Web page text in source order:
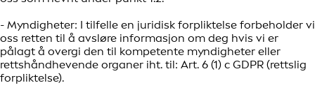
- Myndigheter: I tilfelle en juridisk forpliktelse forbeholder vi
oss retten til å avsløre informasjon om deg hvis vi er
pålagt å overgi den til kompetente myndigheter eller
rettshåndhevende organer iht. til: Art. 6 (1) c GDPR (rettslig
forpliktelse).